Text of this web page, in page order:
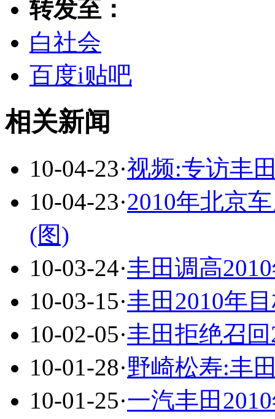
转发至：
白社会
百度i贴吧
相关新闻
10-04-23·视频:专访丰
10-04-23·2010年北京
(图)
10-03-24·丰田调高
10-03-15·丰田2010年
10-02-05·丰田拒绝召
10-01-28·野崎松寿:丰
10-01-25·一汽丰田